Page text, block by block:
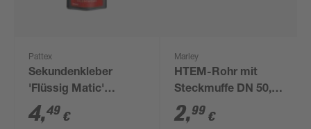
Pattex
Sekundenkleber
'Flüssig Matic'
transparent 3 g
4,49 €
Marley
HTEM-Rohr mit
Steckmuffe DN 50,
1500 mm
2,99 €